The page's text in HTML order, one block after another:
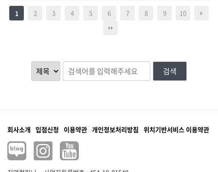
1 2 3 4 5 6 7 8 9 10
검색
회사소개 입점신청 이용약관 개인정보처리방침 위치기반서비스 이용약관